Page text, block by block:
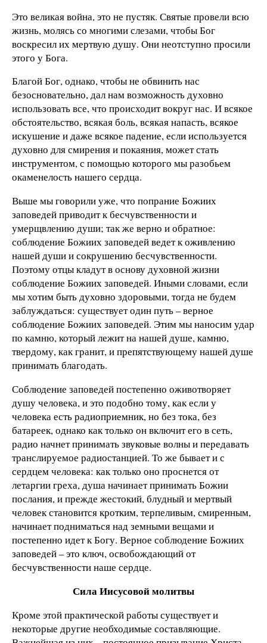
Это великая война, это не пустяк. Святые провели всю
жизнь, молясь со многими слезами, чтобы Бог
воскресил их мертвую душу. Они неотступно просили
этого у Бога.
Благой Бог, однако, чтобы не обвинить нас
безосновательно, дал нам возможность духовно
использовать все, что происходит вокруг нас. И всякое
обстоятельство, всякая боль, всякая напасть, всякое
искушение и даже всякое падение, если используется
духовно для смирения и покаяния, может стать
инструментом, с помощью которого мы разобьем
окаменелость нашего сердца.
Выше мы говорили уже, что попрание Божиих
заповедей приводит к бесчувственности и
умерщвлению души; так же верно и обратное:
соблюдение Божиих заповедей ведет к оживлению
нашей души и сокрушению бесчувственности.
Поэтому отцы кладут в основу духовной жизни
соблюдение Божиих заповедей. Иными словами, если
мы хотим быть духовно здоровыми, тогда не будем
заблуждаться: существует один путь – верное
соблюдение Божиих заповедей. Этим мы наносим удар
по камню, который лежит на нашей душе, камню,
твердому, как гранит, и препятствующему нашей душе
принимать благодать.
Соблюдение заповедей постепенно оживотворяет
душу человека, и это подобно тому, как если у
человека есть радиоприемник, но без тока, без
батареек, однако как только он включит его в сеть,
радио начнет принимать звуковые волны и передавать
транслируемое радиостанцией. То же бывает и с
сердцем человека: как только оно проснется от
летаргии греха, душа начинает принимать Божии
послания, и прежде жестокий, блудный и мертвый
человек становится кротким, терпеливым, смиренным,
начинает подниматься над земными вещами и
постепенно идет к Богу. Верное соблюдение Божиих
заповедей – это ключ, освобождающий от
бесчувственности наше сердце.
Сила Иисусовой молитвы
Кроме этой практической работы существует и
некоторые другие необходимые составляющие.